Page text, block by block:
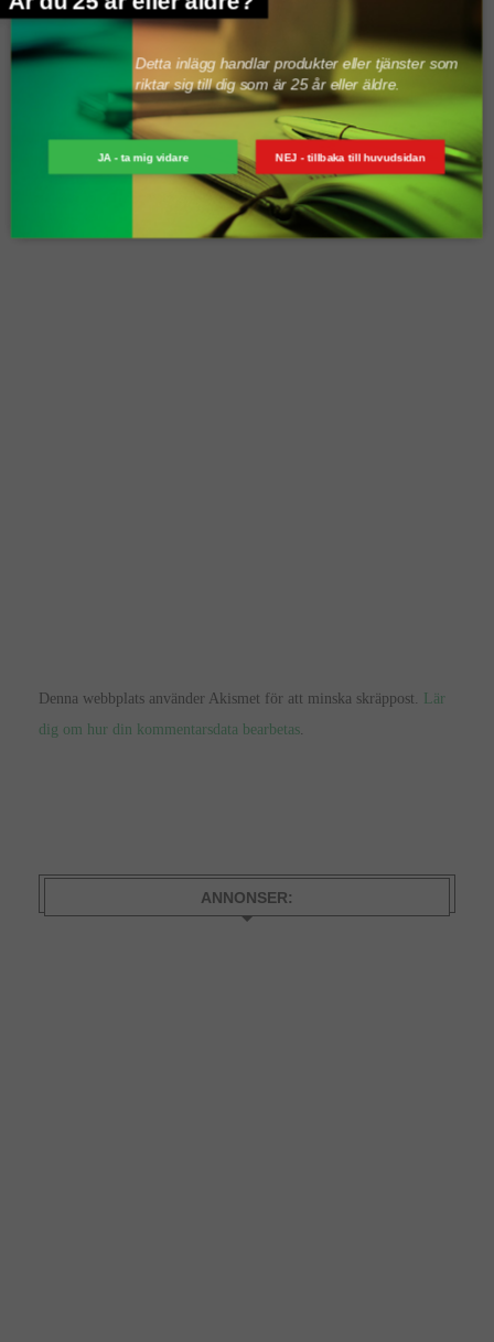
LÄMNA ETT SVAR
Denna webbplats använder Akismet för att minska skräppost. Lär
dig om hur din kommentarsdata bearbetas.
ANNONSER:
Detta inlägg handlar produkter eller tjänster som
riktar sig till dig som är 25 år eller äldre.
JA - ta mig vidare NEJ - tillbaka till huvudsidan